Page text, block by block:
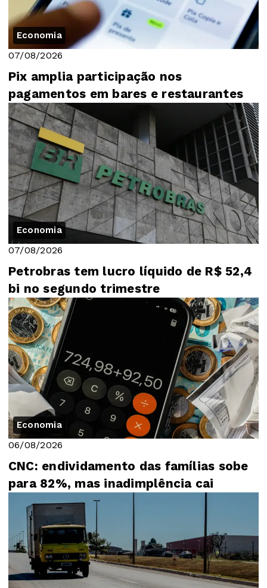
Economia
07/08/2026
Pix amplia participação nos
pagamentos em bares e restaurantes
Economia
07/08/2026
Petrobras tem lucro líquido de R$ 52,4
bi no segundo trimestre
Economia
06/08/2026
CNC: endividamento das famílias sobe
para 82%, mas inadimplência cai